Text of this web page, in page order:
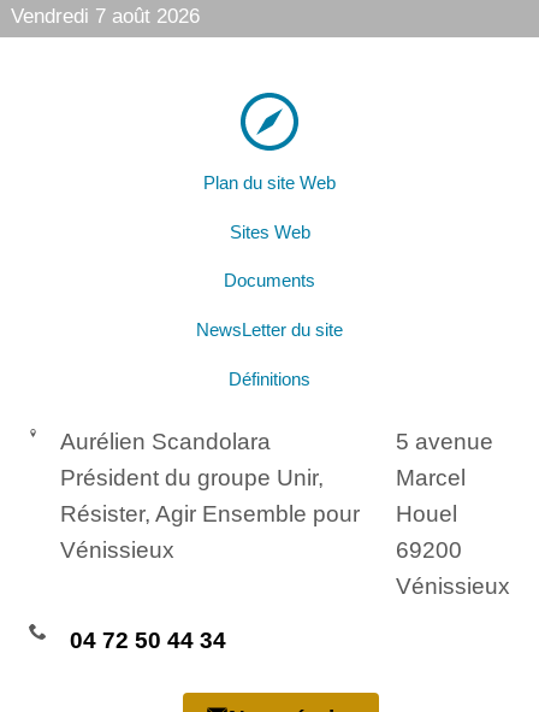
Vendredi 7 août 2026
Plan du site Web
Sites Web
Documents
NewsLetter du site
Définitions
Aurélien Scandolara
Président du groupe Unir,
Résister, Agir Ensemble pour
Vénissieux
5 avenue
Marcel
Houel
69200
Vénissieux
04 72 50 44 34